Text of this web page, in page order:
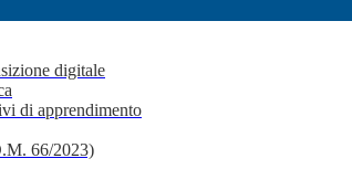
digitale
di apprendimento
66/2023)